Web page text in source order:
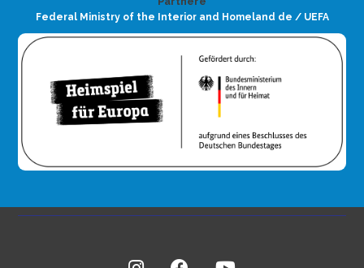
Federal Ministry of the Interior and Homeland de / UEFA